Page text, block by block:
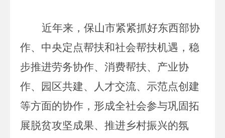
近年来，保山市紧紧抓好东西部协
作、中央定点帮扶和社会帮扶机遇，稳
步推进劳务协作、消费帮扶、产业协
作、园区共建、人才交流、示范点创建
等方面的协作，形成全社会参与巩固拓
展脱贫攻坚成果、推进乡村振兴的氛